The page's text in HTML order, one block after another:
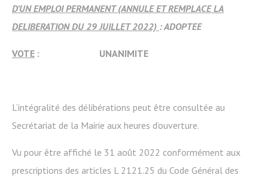
D’UN EMPLOI PERMANENT (ANNULE ET REMPLACE LA
DELIBERATION DU 29 JUILLET 2022) : ADOPTEE
VOTE : UNANIMITE
L’intégralité des délibérations peut être consultée au
Secrétariat de la Mairie aux heures d’ouverture.
Vu pour être affiché le 31 août 2022 conformément aux
prescriptions des articles L 2121.25 du Code Général des